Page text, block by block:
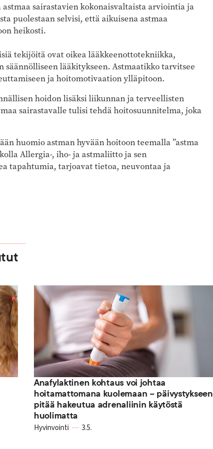
sairastavien kokonaisvaltaista arviointia ja
puolestaan selvisi, että aikuisena astmaa
heikosti.
tekijöitä ovat oikea lääkkeenottotekniikka,
lääkitykseen. Astmaatikko tarvitsee
ja hoitomotivaation ylläpitoon.
hoidon lisäksi liikunnan ja terveellisten
sairastavalle tulisi tehdä hoitosuunnitelma, joka
huomio astman hyvään hoitoon teemalla ”astma
Allergia-, iho- ja astmaliitto ja sen
tapahtumia, tarjoavat tietoa, neuvontaa ja
Anafylaktinen kohtaus voi johtaa
hoitamattomana kuolemaan – päivystykseen
pitää hakeutua adrenaliinin käytöstä
huolimatta
Hyvinvointi 3.5.